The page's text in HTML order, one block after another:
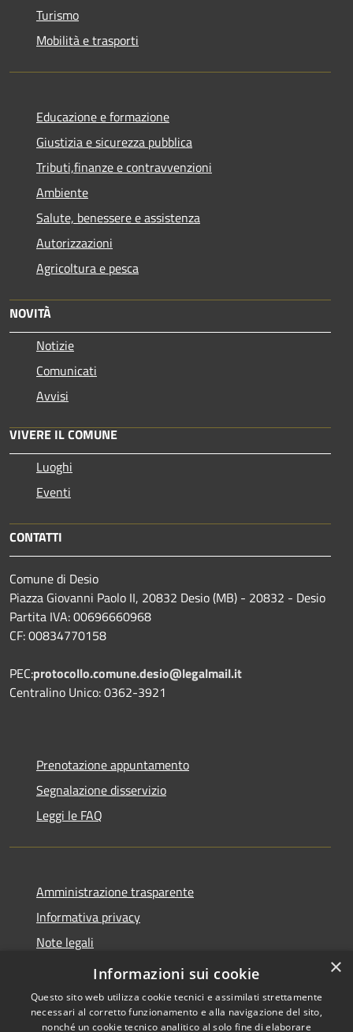
Turismo
Mobilità e trasporti
Educazione e formazione
Giustizia e sicurezza pubblica
Tributi,finanze e contravvenzioni
Ambiente
Salute, benessere e assistenza
Autorizzazioni
Agricoltura e pesca
NOVITÀ
Notizie
Comunicati
Avvisi
VIVERE IL COMUNE
Luoghi
Eventi
CONTATTI
Comune di Desio
Piazza Giovanni Paolo II, 20832 Desio (MB) - 20832 - Desio
Partita IVA: 00696660968
CF: 00834770158
PEC:protocollo.comune.desio@legalmail.it
Centralino Unico: 0362-3921
Prenotazione appuntamento
Segnalazione disservizio
Leggi le FAQ
Amministrazione trasparente
Informativa privacy
Note legali
Dichiarazione di accessibilità
×
Informazioni sui cookie
Questo sito web utilizza cookie tecnici e assimilati strettamente
necessari al corretto funzionamento e alla navigazione del sito,
nonché un cookie tecnico analitico al solo fine di elaborare